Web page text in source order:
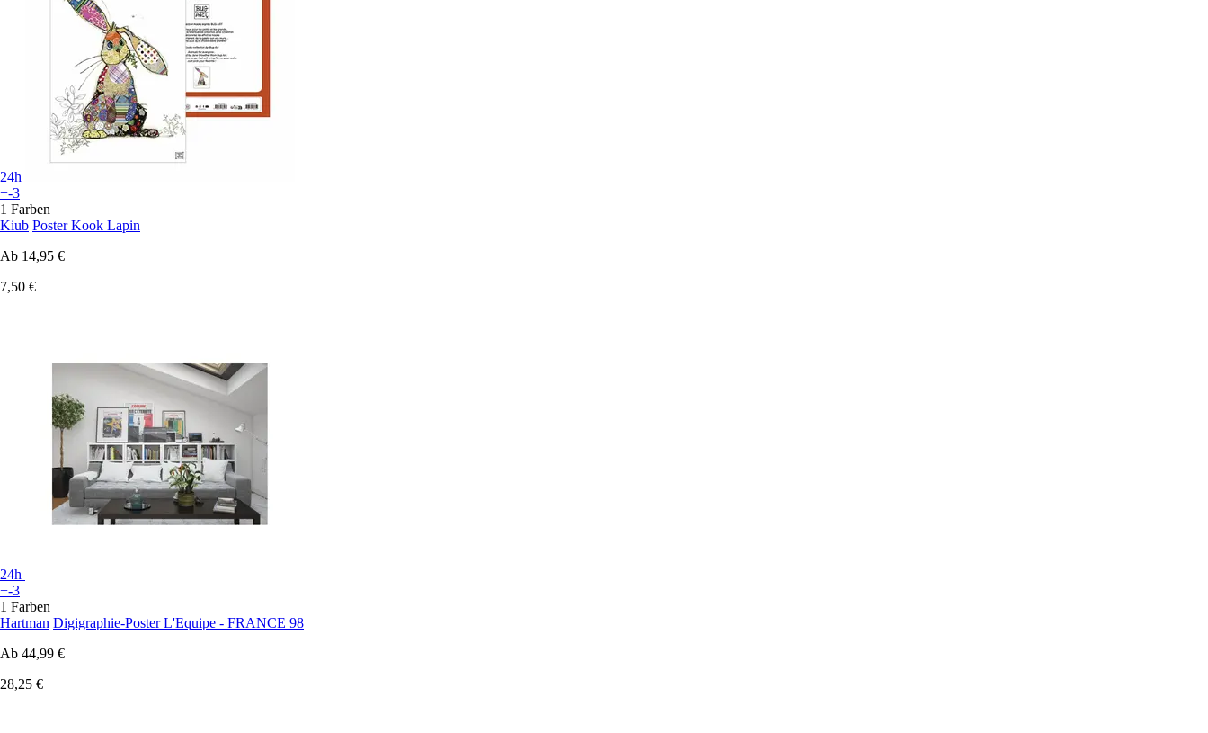
24h
+-3
1 Farben
Kiub Poster Kook Lapin
Ab 14,95 €
7,50 €
24h
+-3
1 Farben
Hartman Digigraphie-Poster L'Equipe - FRANCE 98
Ab 44,99 €
28,25 €